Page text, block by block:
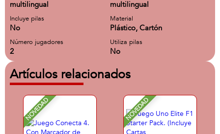
multilingual multilingual
Incluye pilas
No
Material
Plástico, Cartón
Número jugadores
2
Utiliza pilas
No
Artículos relacionados
NOVEDAD NOVEDAD